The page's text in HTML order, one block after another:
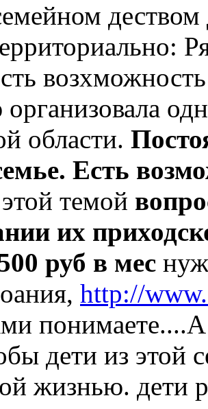
области.
Есть
темой
их
руб в мес
http://
дети из этой
жизнью. дети